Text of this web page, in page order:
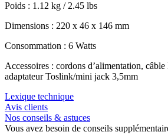
Poids : 1.12 kg / 2.45 lbs
Dimensions : 220 x 46 x 146 mm
Consommation : 6 Watts
Accessoires : cordons d’alimentation,
adaptateur Toslink/mini jack 3,5mm
Lexique technique
Avis clients
Nos conseils & astuces
Vous avez besoin de conseils